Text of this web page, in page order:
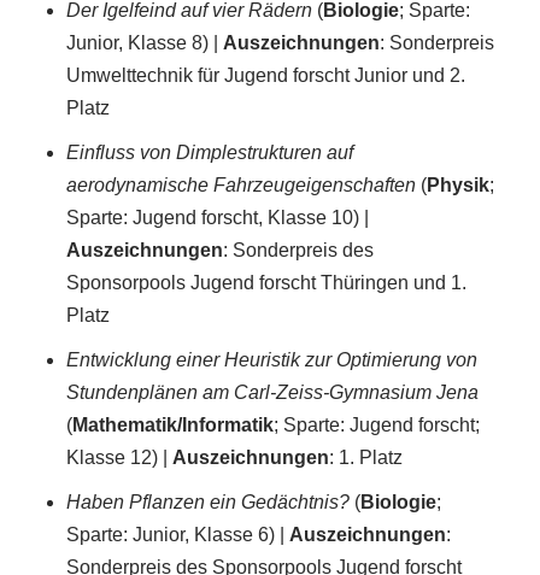
Der Igelfeind auf vier Rädern(Biologie; Sparte:
Junior, Klasse 8) | Auszeichnungen: Sonderpreis
Umwelttechnik für Jugend forscht Junior und 2.
Platz
Einfluss von Dimplestrukturen auf
aerodynamische Fahrzeugeigenschaften(Physik;
Sparte: Jugend forscht, Klasse 10) |
Auszeichnungen: Sonderpreis des
Sponsorpools Jugend forscht Thüringen und 1.
Platz
Entwicklung einer Heuristik zur Optimierung von
Stundenplänen am Carl-Zeiss-Gymnasium Jena
(Mathematik/Informatik; Sparte: Jugend forscht;
Klasse 12) | Auszeichnungen: 1. Platz
Haben Pflanzen ein Gedächtnis?(Biologie;
Sparte: Junior, Klasse 6) | Auszeichnungen:
Sonderpreis des Sponsorpools Jugend forscht